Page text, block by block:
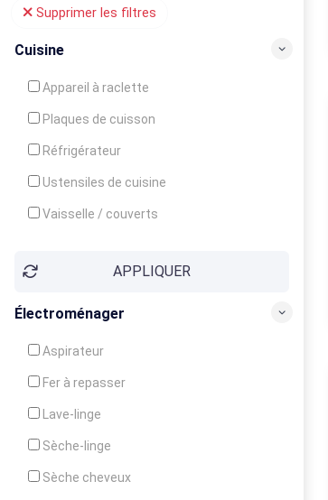
Supprimer les filtres
Cuisine
Appareil à raclette
Plaques de cuisson
Réfrigérateur
Ustensiles de cuisine
Vaisselle / couverts
Congélateur
APPLIQUER
Électroménager
Aspirateur
Fer à repasser
Lave-linge
Sèche-linge
Sèche cheveux